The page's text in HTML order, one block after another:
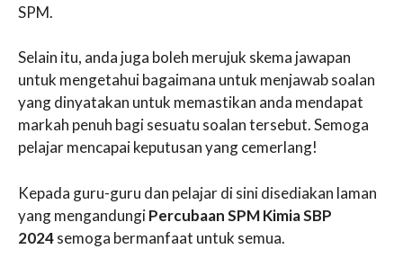
SPM.
Selain itu, anda juga boleh merujuk skema jawapan
untuk mengetahui bagaimana untuk menjawab soalan
yang dinyatakan untuk memastikan anda mendapat
markah penuh bagi sesuatu soalan tersebut. Semoga
pelajar mencapai keputusan yang cemerlang!
Kepada guru-guru dan pelajar di sini disediakan laman
yang mengandungiPercubaan SPM Kimia SBP
2024semoga bermanfaat untuk semua.